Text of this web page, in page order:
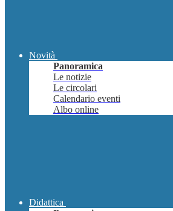
Novità
Panoramica
Le notizie
Le circolari
Calendario eventi
Albo online
Didattica